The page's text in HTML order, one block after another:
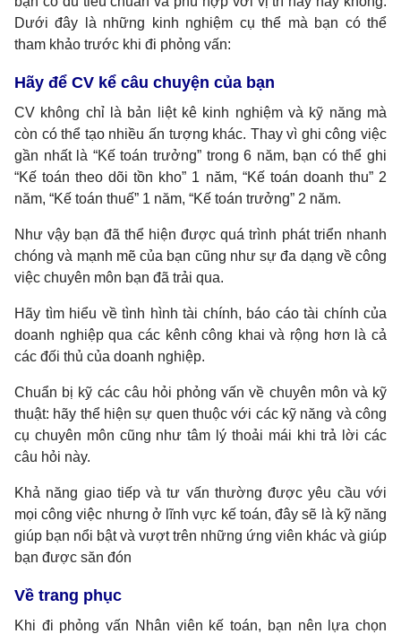
Dưới đây là những kinh nghiệm cụ thể mà bạn có thể
tham khảo trước khi đi phỏng vấn:
Hãy để CV kể câu chuyện của bạn
CV không chỉ là bản liệt kê kinh nghiệm và kỹ năng mà
còn có thể tạo nhiều ấn tượng khác. Thay vì ghi công việc
gần nhất là “Kế toán trưởng” trong 6 năm, bạn có thể ghi
“Kế toán theo dõi tồn kho” 1 năm, “Kế toán doanh thu” 2
năm, “Kế toán thuế” 1 năm, “Kế toán trưởng” 2 năm.
Như vậy bạn đã thể hiện được quá trình phát triển nhanh
chóng và mạnh mẽ của bạn cũng như sự đa dạng về công
việc chuyên môn bạn đã trải qua.
Hãy tìm hiểu về tình hình tài chính, báo cáo tài chính của
doanh nghiệp qua các kênh công khai và rộng hơn là cả
các đối thủ của doanh nghiệp.
Chuẩn bị kỹ các câu hỏi phỏng vấn về chuyên môn và kỹ
thuật: hãy thể hiện sự quen thuộc với các kỹ năng và công
cụ chuyên môn cũng như tâm lý thoải mái khi trả lời các
câu hỏi này.
Khả năng giao tiếp và tư vấn thường được yêu cầu với
mọi công việc nhưng ở lĩnh vực kế toán, đây sẽ là kỹ năng
giúp bạn nổi bật và vượt trên những ứng viên khác và giúp
bạn được săn đón
Về trang phục
Khi đi phỏng vấn Nhân viên kế toán, bạn nên lựa chọn